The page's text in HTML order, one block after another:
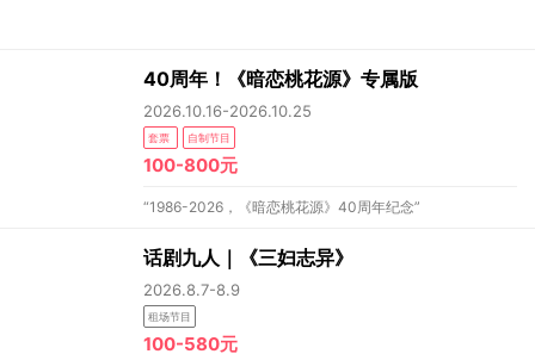
40周年！《暗恋桃花源》专属版
2026.10.16-2026.10.25
套票 自制节目
100-800元
“1986-2026，《暗恋桃花源》40周年纪念”
话剧九人｜《三妇志异》
2026.8.7-8.9
租场节目
100-580元